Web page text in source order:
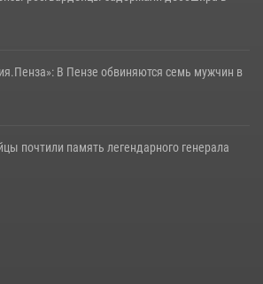
В Пензе обвиняются семь мужчин в
почтили память легендарного генерала